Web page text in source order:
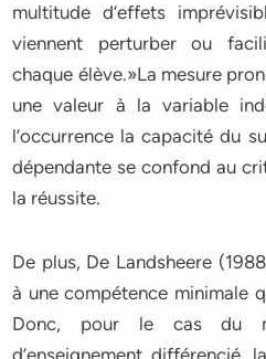
multitude d’effets
viennent perturber ou
chaque élève.»La mesure
une valeur à la variable
l’occurrence la capacité du
dépendante se confond au
la réussite.
De plus, De Landsheere
à une compétence minimale
Donc, pour le cas du
d’enseignement différencié,